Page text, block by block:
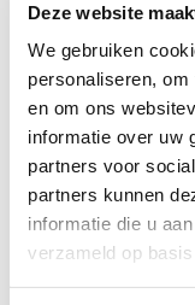
Deze website
We gebruiken
personaliseren,
en om ons
informatie over uw
partners voor
partners kunnen
informatie die u
verzameld op
Profiel
Wij zoeken
waar
waar ze
met
bij
waar ze